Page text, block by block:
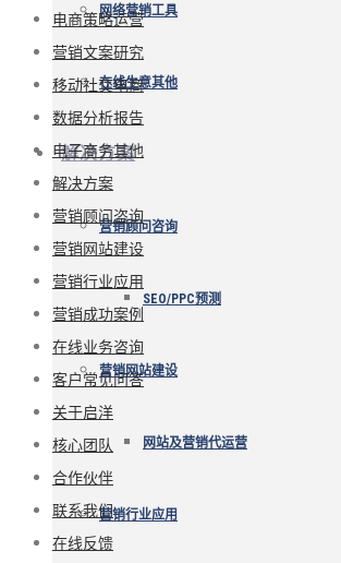
网络营销工具
在线生意其他
解决方案
营销顾问咨询
SEO/PPC预测
营销网站建设
网站及营销代运营
营销行业应用
电商策略运营
营销文案研究
移动社交电商
数据分析报告
电子商务其他
解决方案
营销顾问咨询
营销网站建设
营销行业应用
营销成功案例
在线业务咨询
客户常见问答
关于启洋
核心团队
合作伙伴
联系我们
在线反馈